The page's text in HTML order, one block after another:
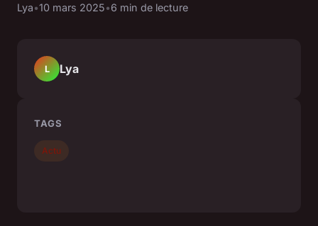
Lya•10 mars 2025•6 min de lecture
L Lya
TAGS
Actu